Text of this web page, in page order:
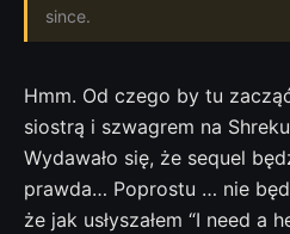
since.
Hmm. Od czego by tu
siostrą i szwagrem na
Wydawało się, że sequel
prawda… Poprostu … nie
że jak usłyszałem “I need a